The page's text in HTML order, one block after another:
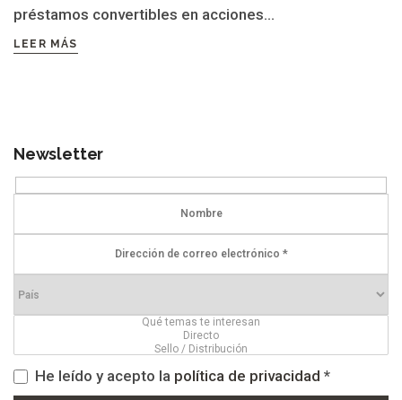
préstamos convertibles en acciones...
LEER MÁS
Newsletter
He leído y acepto la política de privacidad *